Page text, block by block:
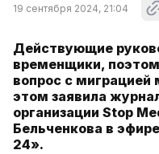
19 сентября 2024, 21:04
Действующие
временщики,
вопрос с миграцией
этом заявила
организации Stop
Бельченкова в
24».